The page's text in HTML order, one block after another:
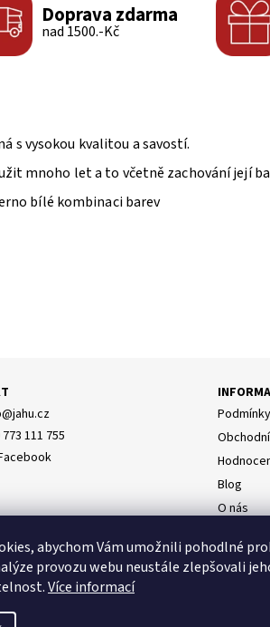
Doprava zdarma
nad 1500.-Kč
s vysokou kvalitou a savostí.
mnoho let a to včetně zachování její
bílé kombinaci barev
údajů
@jahu.cz
111 755
Blog
O nás
Napište
abychom Vám umožnili pohodlné
provozu webu neustále zlepšovali
Více informací